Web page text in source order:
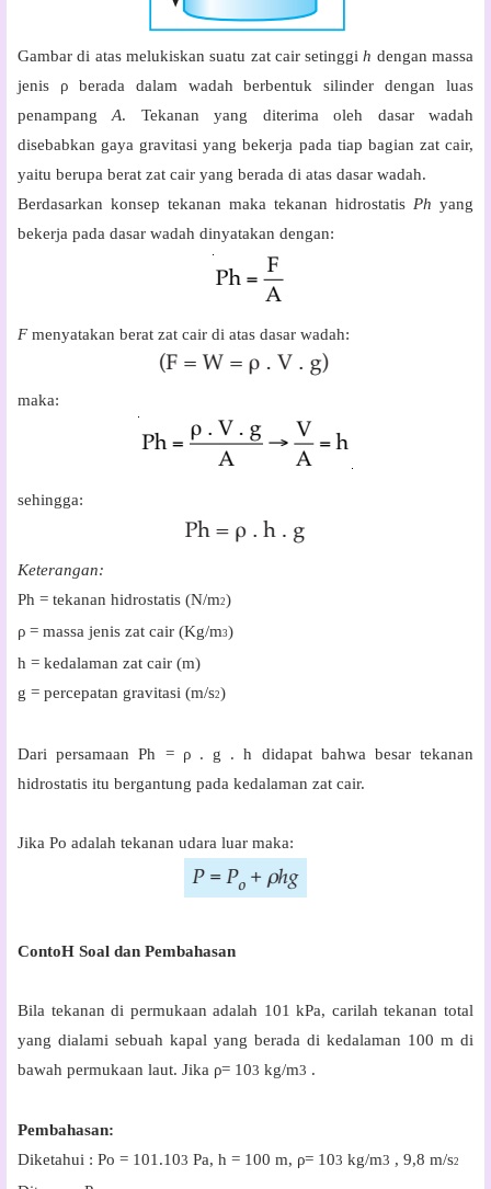
Gambar di atas melukiskan suatu zat cair setinggih dengan massa
jenis ρ berada dalam wadah berbentuk silinder dengan luas
penampangA. Tekanan yang diterima oleh dasar wadah
disebabkan gaya gravitasi yang bekerja pada tiap bagian zat cair,
yaitu berupa berat zat cair yang berada di atas dasar wadah.
Berdasarkan konsep tekanan maka tekanan hidrostatis Ph yang
bekerja pada dasar wadah dinyatakan dengan:
Fmenyatakan berat zat cair di atas dasar wadah:
maka:
sehingga:
Keterangan:
Ph = tekanan hidrostatis (N/m2)
ρ = massa jenis zat cair (Kg/m3)
h = kedalaman zat cair (m)
g = percepatan gravitasi (m/s2)
Dari persamaan Ph = ρ . g . h didapat bahwa besar tekanan
hidrostatis itu bergantung pada kedalaman zat cair.
Jika Po adalah tekanan udara luar maka:
ContoH Soal dan Pembahasan
Bila tekanan di permukaan adalah 101 kPa, carilah tekanan total
yang dialami sebuah kapal yang berada di kedalaman 100 m di
bawah permukaan laut. Jika ρ= 103 kg/m3 .
Pembahasan:
Diketahui : Po = 101.103 Pa, h = 100 m, ρ= 103 kg/m3 , 9,8 m/s2